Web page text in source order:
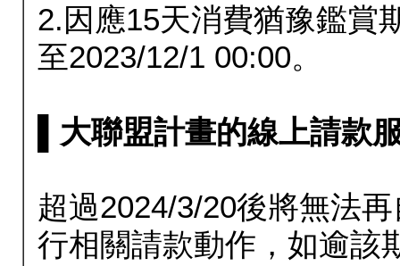
2.因應15天消費猶豫鑑賞
至2023/12/1 00:00。
▌大聯盟計畫的線上請款
超過2024/3/20後將無法
行相關請款動作，如逾該